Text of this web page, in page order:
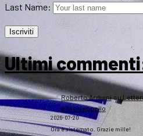
Last Name:
Ultimi
Roberto Arduini su
e fa un appello
2026-07-20
Ora è sistemato. Grazie mille!